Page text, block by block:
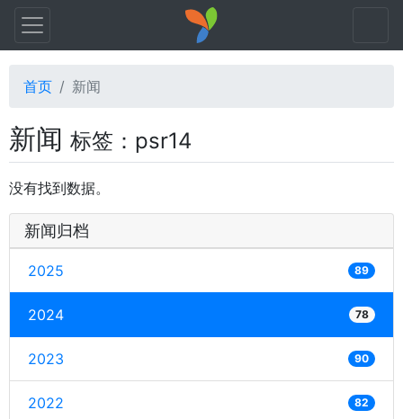
首页 新闻
新闻 标签：psr14
没有找到数据。
新闻归档
2025 89
2024 78
2023 90
2022 82